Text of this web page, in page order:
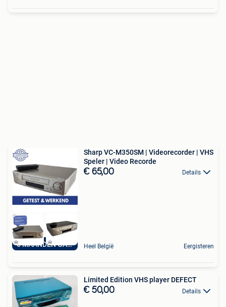
6 MAANDEN GARANTIE
Sharp VC-M350SM | Videorecorder | VHS
Speler | Video Recorde
€ 65,00 Details
Heel België Eergisteren
Limited Edition VHS player DEFECT
€ 50,00 Details